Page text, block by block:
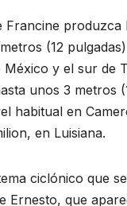
Francine produzca
(12
México y el sur de
unos 3 metros
habitual en
en Luisiana.
ciclónico que
Ernesto, que